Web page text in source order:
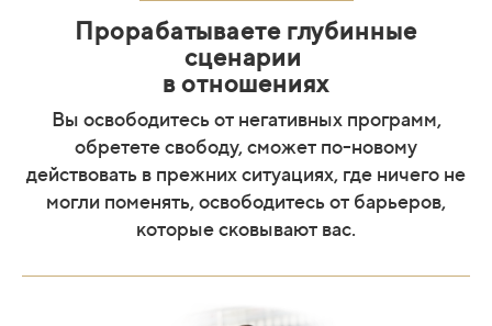
Прорабатываете глубинные
сценарии
в отношениях
Вы освободитесь от негативных программ,
обретете свободу, сможет по-новому
действовать в прежних ситуациях, где ничего не
могли поменять, освободитесь от барьеров,
которые сковывают вас.